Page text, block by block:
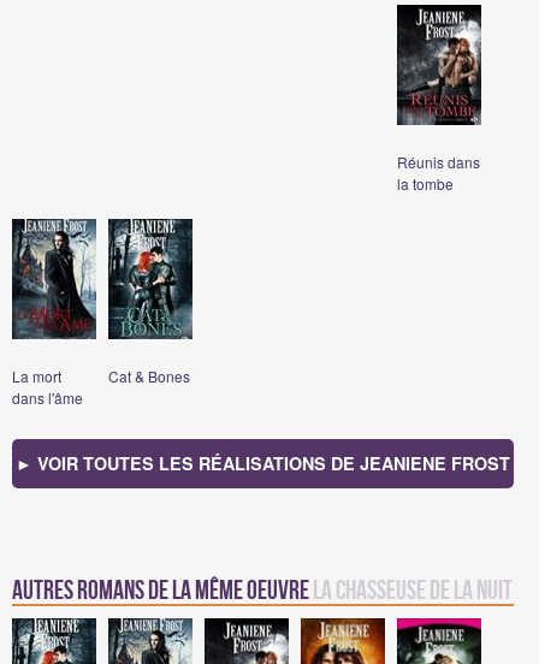
Réunis dans
la tombe
La mort
dans l'âme
Cat & Bones
► VOIR TOUTES LES RÉALISATIONS DE JEANIENE FROST
Autres romans de la même oeuvreLa Chasseuse de la nuit